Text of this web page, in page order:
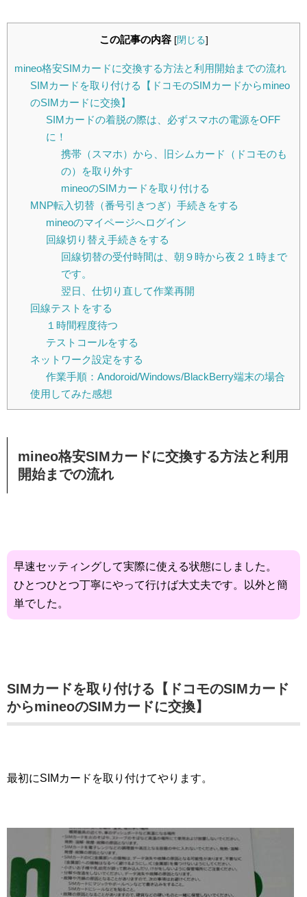
この記事の内容 [閉じる]
mineo格安SIMカードに交換する方法と利用開始までの流れ
SIMカードを取り付ける【ドコモのSIMカードからmineo
のSIMカードに交換】
SIMカードの着脱の際は、必ずスマホの電源をOFF
に！
携帯（スマホ）から、旧シムカード（ドコモのも
の）を取り外す
mineoのSIMカードを取り付ける
MNP転入切替（番号引きつぎ）手続きをする
mineoのマイページへログイン
回線切り替え手続きをする
回線切替の受付時間は、朝９時から夜２１時まで
です。
翌日、仕切り直して作業再開
回線テストをする
１時間程度待つ
テストコールをする
ネットワーク設定をする
作業手順：Andoroid/Windows/BlackBerry端末の場合
使用してみた感想
mineo格安SIMカードに交換する方法と利用
開始までの流れ
早速セッティングして実際に使える状態にしました。
ひとつひとつ丁寧にやって行けば大丈夫です。以外と簡
単でした。
SIMカードを取り付ける【ドコモのSIMカード
からmineoのSIMカードに交換】
最初にSIMカードを取り付けてやります。